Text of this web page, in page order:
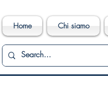
Home Chi siamo